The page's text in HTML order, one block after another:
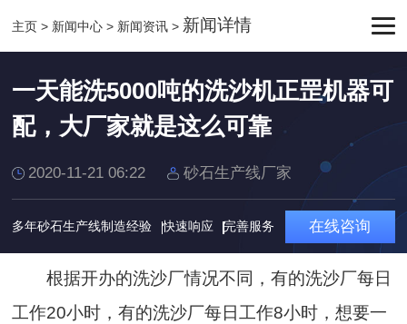
主页 > 新闻中心 > 新闻资讯 > 新闻详情
一天能洗5000吨的洗沙机正罡机器可
配，大厂家就是这么可靠
2020-11-21 06:22 砂石生产线厂家
多年砂石生产线制造经验 快速响应 完善服务 在线咨询
根据开办的洗沙厂情况不同，有的洗沙厂每日
工作20小时，有的洗沙厂每日工作8小时，想要一